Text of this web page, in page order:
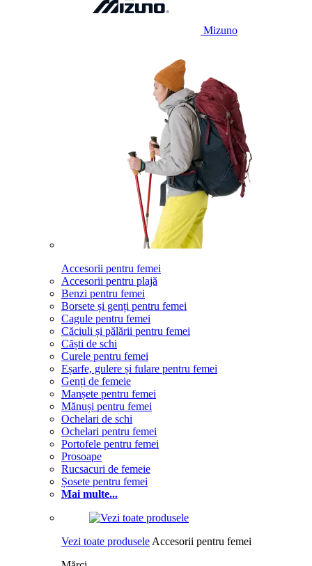
Mizuno
Accesorii pentru femei
Accesorii pentru plajă
Benzi pentru femei
Borsete și genți pentru femei
Cagule pentru femei
Căciuli și pălării pentru femei
Căști de schi
Curele pentru femei
Eșarfe, gulere și fulare pentru femei
Genți de femeie
Manșete pentru femei
Mănuși pentru femei
Ochelari de schi
Ochelari pentru femei
Portofele pentru femei
Prosoape
Rucsacuri de femeie
Șosete pentru femei
Mai multe...
Vezi toate produsele Accesorii pentru femei